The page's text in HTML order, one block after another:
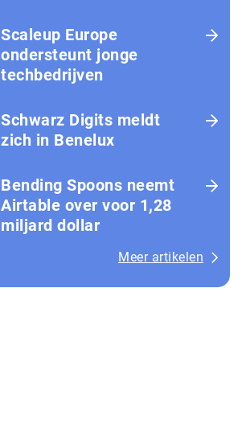
Scaleup Europe
ondersteunt jonge
techbedrijven
Schwarz Digits meldt
zich in Benelux
Bending Spoons neemt
Airtable over voor 1,28
miljard dollar
Meer artikelen